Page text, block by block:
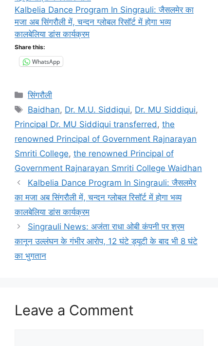
Kalbelia Dance Program In Singrauli: जैसलमेर का
मजा अब सिंगरौली में, चन्दन ग्लोबल रिसॉर्ट में होगा भव्य
कालबेलिया डांस कार्यक्रम
Share this:
WhatsApp
Categories
सिंगरौली
Tags
Baidhan, Dr. M.U. Siddiqui, Dr. MU Siddiqui,
Principal Dr. MU Siddiqui transferred, the
renowned Principal of Government Rajnarayan
Smriti College, the renowned Principal of
Government Rajnarayan Smriti College Waidhan
Kalbelia Dance Program In Singrauli: जैसलमेर
का मजा अब सिंगरौली में, चन्दन ग्लोबल रिसॉर्ट में होगा भव्य
कालबेलिया डांस कार्यक्रम
Singrauli News: अजंता राधा ओबी कंपनी पर श्रम
कानून उल्लंघन के गंभीर आरोप, 12 घंटे ड्यूटी के बाद भी 8 घंटे
का भुगतान
Leave a Comment